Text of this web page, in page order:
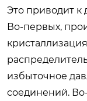
Это приводит к
Во-первых,
избыточное
соединений.